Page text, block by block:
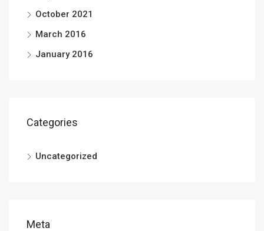
October 2021
March 2016
January 2016
Categories
Uncategorized
Meta